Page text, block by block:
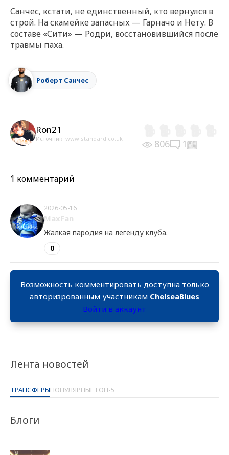
Лента новостей
ТРАНСФЕРЫПОПУЛЯРНЫЕТОП-5
Блоги
Санчес, кстати, не единственный, кто вернулся в
строй. На скамейке запасных — Гарначо и Нету. В
составе «Сити» — Родри, восстановившийся после
травмы паха.
Роберт Санчес
Ron21
Источник: www.standard.co.uk 806 1
1 комментарий
2026-05-16
MaxFan
Жалкая пародия на легенду клуба.
0
Возможность комментировать доступна только
авторизрованным участникам ChelseaBlues
Войти в аккаунт